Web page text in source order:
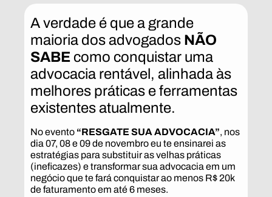
A verdade é que a grande
maioria dos advogados NÃO
SABE como conquistar uma
advocacia rentável, alinhada às
melhores práticas e ferramentas
existentes atualmente.
No evento “RESGATE SUA ADVOCACIA”, nos
dia 07, 08 e 09 de novembro eu te ensinarei as
estratégias para substituir as velhas práticas
(ineficazes) e transformar sua advocacia em um
negócio que te fará conquistar ao menos R$ 20k
de faturamento em até 6 meses.